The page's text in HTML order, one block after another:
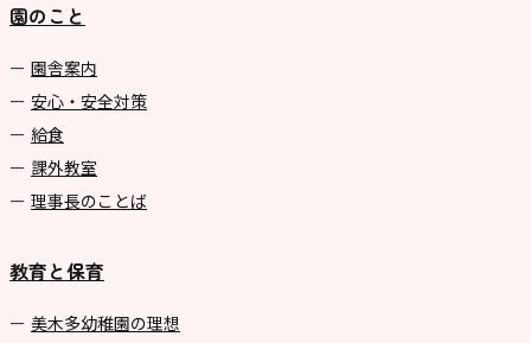
園のこと
園舎案内
安心・安全対策
給食
課外教室
理事長のことば
教育と保育
美⽊多幼稚園の理想